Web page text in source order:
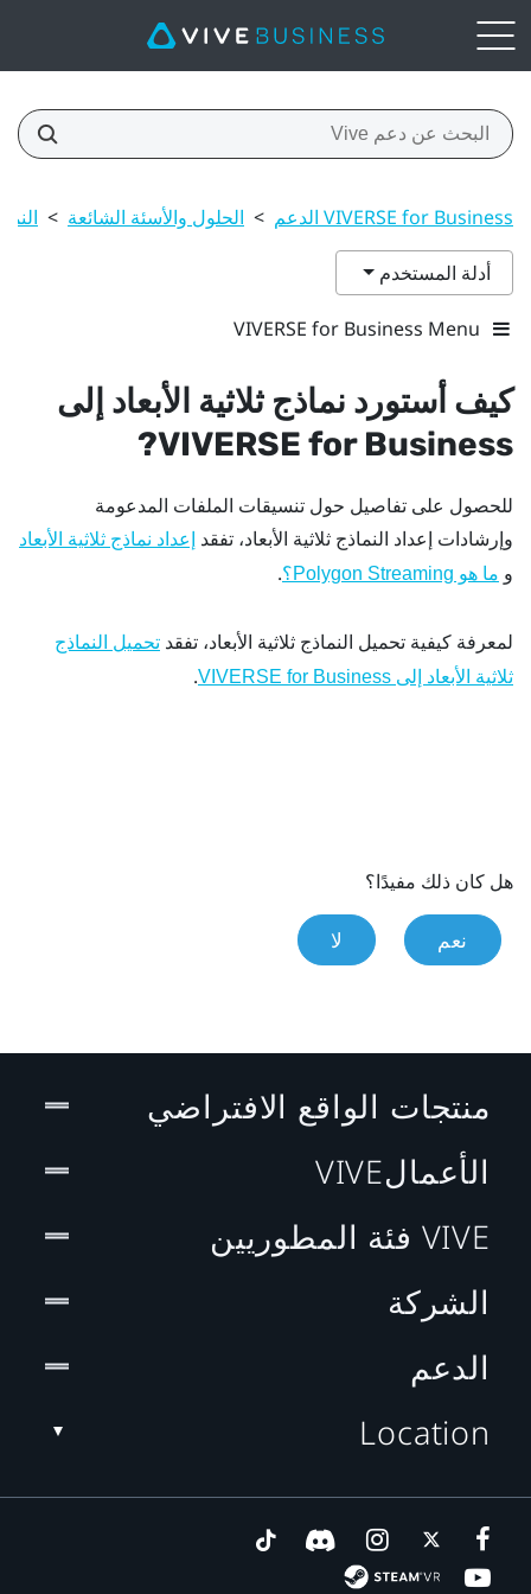
VIVERSE for Business الدعم > الحلول والأسئة الشائعة >
أدلة المستخدم
VIVERSE for Business Menu
كيف أستورد نماذج ثلاثية الأبعاد إلى
VIVERSE for Business
?
للحصول على تفاصيل حول تنسيقات الملفات المدعومة
وإرشادات إعداد النماذج ثلاثية الأبعاد، تفقد
إعداد نماذج ثلاثية الأبعاد
و ما هو Polygon Streaming؟ .
لمعرفة كيفية تحميل النماذج ثلاثية الأبعاد، تفقد تحميل النماذج
ثلاثية الأبعاد إلى VIVERSE for Business
.
هل كان ذلك مفيدًا؟
نعم لا
منتجات الواقع الافتراضي
الأعمالVIVE
VIVE فئة المطوريين
الشركة
الدعم
Location